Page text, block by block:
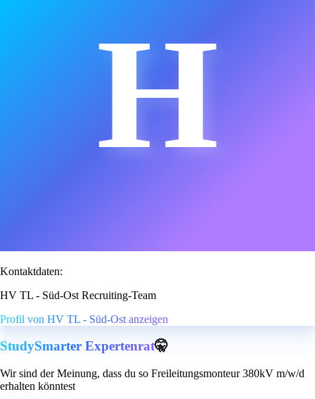
H
Kontaktdaten:
HV TL - Süd-Ost Recruiting-Team
Profil von HV TL - Süd-Ost anzeigen
StudySmarter Expertenrat🤫
Wir sind der Meinung, dass du so Freileitungsmonteur 380kV m/w/d
erhalten könntest